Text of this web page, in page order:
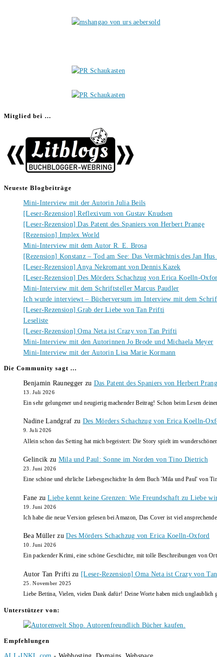
Mitglied bei …
Neueste Blogbeiträge
Mini-Interview mit der Autorin Julia Beils
[Leser-Rezension] Reflexivum von Gustav Knudsen
[Leser-Rezension] Das Patent des Spaniers von Herbert Prange
[Rezension] Implex World
Mini-Interview mit dem Autor R. E. Brosa
[Rezension] Konstanz – Tod am See: Das Vermächtnis des Jan
[Leser-Rezension] Anya Nekromant von Dennis Kazek
[Leser-Rezension] Des Mörders Schachzug von Erica Koelln-
Mini-Interview mit dem Schriftsteller Marcus Paudler
Ich wurde interviewt – Bücherversum im Interview mit dem
[Leser-Rezension] Grab der Liebe von Tan Prifti
Leseliste
[Leser-Rezension] Oma Neta ist Crazy von Tan Prifti
Mini-Interview mit den Autorinnen Jo Brode und Michaela Meyer
Mini-Interview mit der Autorin Lisa Marie Kormann
Die Community sagt …
Benjamin Raunegger zu Das Patent des Spaniers von Herbert
13. Juli 2026
Ein sehr gelungener und neugierig machender Beitrag! Schon beim Lesen
Nadine Landgraf zu Des Mörders Schachzug von Erica Koelln-
9. Juli 2026
Allein schon das Setting hat mich begeistert: Die Story spielt im
Gelincik zu Mila und Paul: Sonne im Norden von Tino Dietrich
23. Juni 2026
Eine schöne und ehrliche Liebesgeschichte In dem Buch 'Mila und Paul' von
Fane zuLiebe kennt keine Grenzen: Wie Freundschaft zu Liebe
19. Juni 2026
Ich habe die neue Version gelesen bei Amazon, Das Cover ist viel
Bea Müller zuDes Mörders Schachzug von Erica Koelln-Oxford
10. Juni 2026
Ein packender Krimi, eine schöne Geschichte, mit tolle Beschreibungen von
Autor Tan Prifti zu [Leser-Rezension] Oma Neta ist Crazy von
25. November 2025
Liebe Bettina, Vielen, vielen Dank dafür! Deine Worte haben mich unglaublich
Unterstützer von:
Empfehlungen